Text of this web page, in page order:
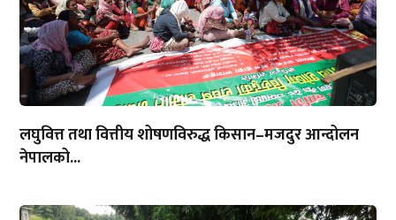
लघुवित्त तथा वित्तीय शोषणविरुद्ध किसान–मजदुर आन्दोलन
नेपालको...